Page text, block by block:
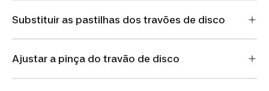
Substituir as pastilhas dos travões de disco
Ajustar a pinça do travão de disco